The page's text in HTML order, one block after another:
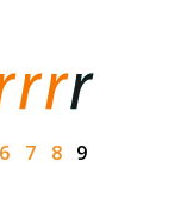
6 7 8 9